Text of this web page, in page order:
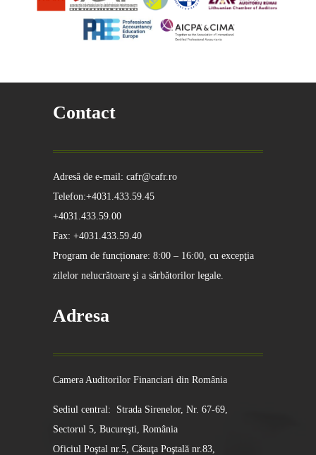
Contact
Adresă de e-mail: cafr@cafr.ro
Telefon:+4031.433.59.45
+4031.433.59.00
Fax: +4031.433.59.40
Program de funcționare: 8:00 – 16:00, cu excepţia
zilelor nelucrătoare şi a sărbătorilor legale.
Adresa
Camera Auditorilor Financiari din România
Sediul central: Strada Sirenelor, Nr. 67-69,
Sectorul 5, Bucureşti, România
Oficiul Poştal nr.5, Căsuţa Poştală nr.83,